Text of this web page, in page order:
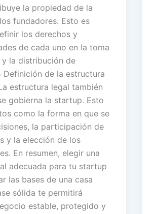
la propiedad de la
fundadores. Esto es
los derechos y
de cada uno en la toma
y la distribución de
Definición de la estructura
estructura legal también
gobierna la startup. Esto
como la forma en que se
la participación de
y la elección de los
En resumen, elegir una
adecuada para tu startup
las bases de una casa
sólida te permitirá
estable, protegido y